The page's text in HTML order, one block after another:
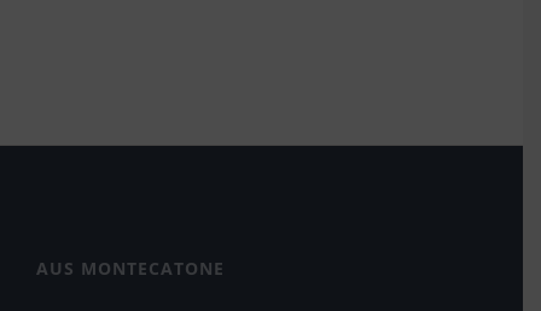
AUS MONTECATONE